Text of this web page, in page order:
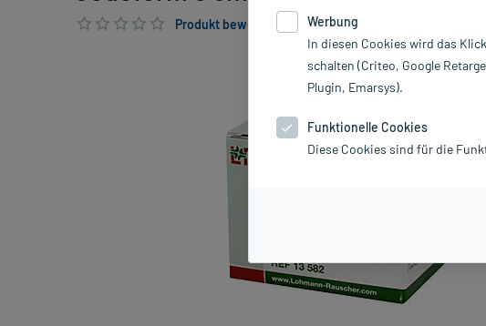
Produkt bewerten & PlusHerzen sichern
Werbung
In diesen Cookies wird das
schalten (Criteo, Google
Plugin, Emarsys).
Funktionelle Cookies
Diese Cookies sind für die